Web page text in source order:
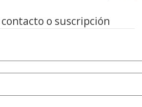
o suscripción